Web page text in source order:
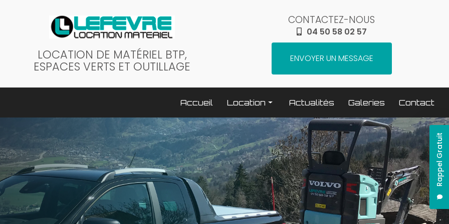
LOCATION DE MATÉRIEL BTP,
ESPACES VERTS ET OUTILLAGE
CONTACTEZ-NOUS
04 50 58 02 57
ENVOYER UN MESSAGE
Rappel Gratuit
Accueil
Location
Terrassement / compactage
Transport
Elévation / levage
Espaces verts
Traitement béton
Nettoyage
Actualités Galeries Contact